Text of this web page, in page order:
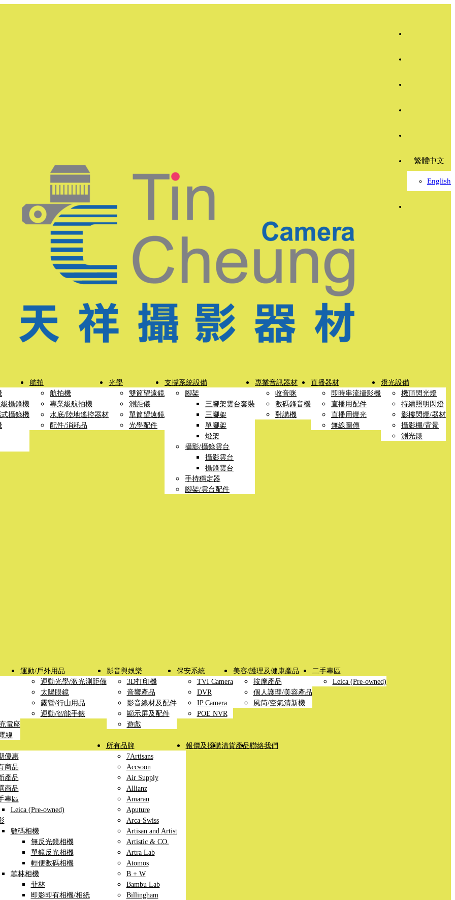
繁體中文
English
攝錄機
攝錄機
航拍
航拍機
專業級航拍機
水底/陸地遙控器材
配件/消耗品
光學
雙筒望遠鏡
測距儀
單筒望遠鏡
光學配件
支撐系統設備
腳架
三腳架雲台套裝
三腳架
單腳架
燈架
攝影/攝錄雲台
攝影雲台
攝錄雲台
手持穩定器
腳架/雲台配件
專業音訊器材
收音咪
數碼錄音機
對講機
直播器材
即時串流攝影機
直播用配件
直播用燈光
無線圖傳
燈光設備
機頂閃光燈
持續照明閃燈
影樓閃燈/器材
攝影棚/背景
測光錶
電座
線
運動/戶外用品
運動光學/激光測距儀
太陽眼鏡
露營/行山用品
運動/智能手錶
影音與娛樂
3D打印機
音響產品
影音線材及配件
顯示屏及配件
遊戲
保安系統
TVI Camera
DVR
IP Camera
POE NVR
美容/護理及健康產品
按摩產品
個人護理/美容產品
風筒/空氣清新機
二手專區
Leica (Pre-owned)
優惠
商品
產品
商品
專區
Leica (Pre-owned)
數碼相機
無反光鏡相機
單鏡反光相機
輕便數碼相機
菲林相機
菲林
即影即有相機/相紙
所有品牌
7Artisans
Accsoon
Air Supply
Allianz
Amaran
Aputure
Arca-Swiss
Artisan and Artist
Artistic & CO.
Artra Lab
Atomos
B + W
Bambu Lab
Billingham
報價及採購清貨產品聯絡我們